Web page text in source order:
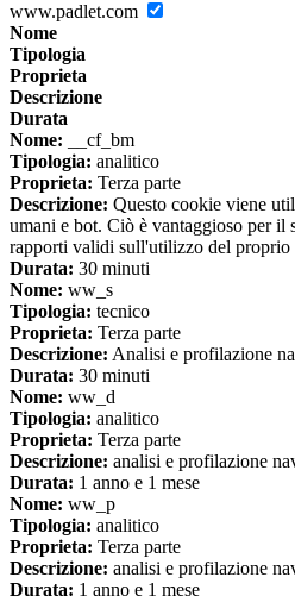
www.padlet.com
Nome
Tipologia
Proprieta
Descrizione
Durata
Nome: __cf_bm
Tipologia: analitico
Proprieta: Terza parte
Descrizione: Questo cookie viene
umani e bot. Ciò è vantaggioso per il
rapporti validi sull'utilizzo del proprio
Durata: 30 minuti
Nome: ww_s
Tipologia: tecnico
Proprieta: Terza parte
Descrizione: Analisi e profilazione
Durata: 30 minuti
Nome: ww_d
Tipologia: analitico
Proprieta: Terza parte
Descrizione: analisi e profilazione
Durata: 1 anno e 1 mese
Nome: ww_p
Tipologia: analitico
Proprieta: Terza parte
Descrizione: analisi e profilazione
Durata: 1 anno e 1 mese